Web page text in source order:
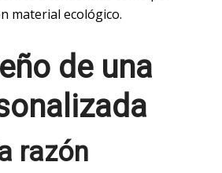
material ecológico.
de una
razón